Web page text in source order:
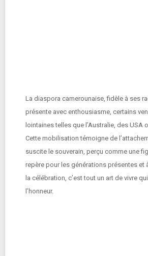
La diaspora camerounaise, fidèle à ses
présente avec enthousiasme, certains
lointaines telles que l’Australie, des USA
Cette mobilisation témoigne de
suscite le souverain, perçu comme une
repère pour les générations présentes et
la célébration, c’est tout un art de vivre
l’honneur.